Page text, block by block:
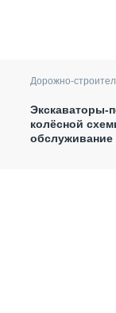
Дорожно-
Экскаваторы-
колёсной
обслуживание